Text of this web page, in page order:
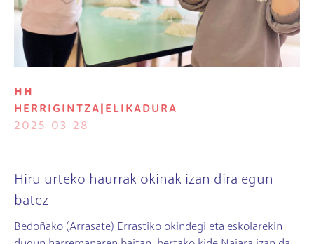
HH
HERRIGINTZA
ELIKADURA
2025-03-28
Hiru urteko haurrak okinak izan dira egun
batez
Bedoñako (Arrasate) Errastiko okindegi eta eskolarekin